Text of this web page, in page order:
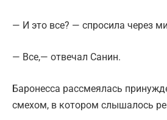
— И это все? — спросила через
— Все,— отвечал Санин.
Баронесса рассмеялась
смехом, в котором слышалось